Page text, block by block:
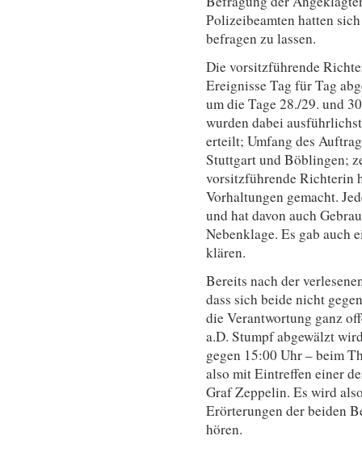
Polizeibeamten hatten
befragen zu lassen.
Die vorsitzführende
Ereignisse Tag für Tag
um die Tage 28./29. und
wurden dabei
erteilt; Umfang des
Stuttgart und Böblingen;
vorsitzführende Richterin
Vorhaltungen gemacht.
und hat davon auch
Nebenklage. Es gab
klären.
Bereits nach der
dass sich beide nicht
die Verantwortung ganz
a.D. Stumpf abgewälzt
gegen 15:00 Uhr – beim
also mit Eintreffen einer
Graf Zeppelin. Es wird
Erörterungen der beiden
hören.